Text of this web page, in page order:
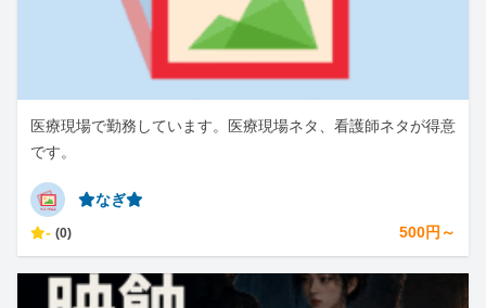
医療現場で勤務しています。医療現場ネタ、看護師ネタが得意
です。
⭐︎なぎ⭐︎
- (0) 500円～